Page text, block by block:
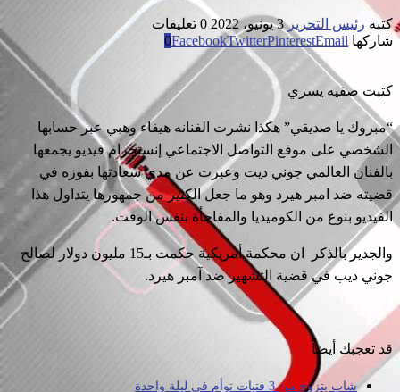
كتبه رئيس التحرير 3 يونيو، 2022
0 تعليقات
شاركها
0FacebookTwitterPinterestEmail
كتبت صفيه يسري
“مبروك يا صديقي” هكذا نشرت الفنانه هيفاء وهبي عبر حسابها
الشخصي على موقع التواصل الاجتماعي إنستجرام فيديو يجمعها
بالفنان العالمي جوني ديت وعبرت عن مدي سعادتها بفوزه في
قضيته ضد امبر هيرد وهو ما جعل الكثير من جمهورها يتداول هذا
الفيديو بنوع من الكوميديا والمفاجأة بنفس الوقت.
والجدير بالذكر ان محكمة أمريكية حكمت بـ15 مليون دولار لصالح
جوني ديب في قضية التشهير ضد آمبر هيرد.
قد تعجبك أيضاً
شاب يتزوج من 3 فتيات توأم فى ليلة واحدة